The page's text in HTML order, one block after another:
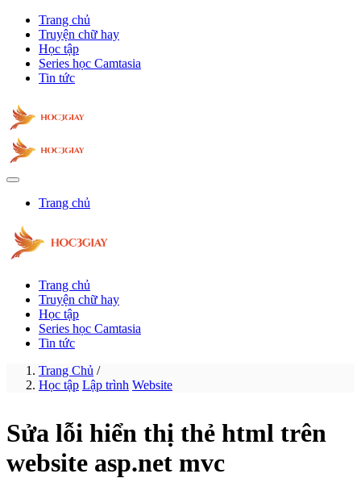
Trang chủ
Truyện chữ hay
Học tập
Series học Camtasia
Tin tức
Trang chủ
Trang chủ
Truyện chữ hay
Học tập
Series học Camtasia
Tin tức
Trang Chủ /
Học tập Lập trình Website
Sửa lỗi hiển thị thẻ html trên
website asp.net mvc